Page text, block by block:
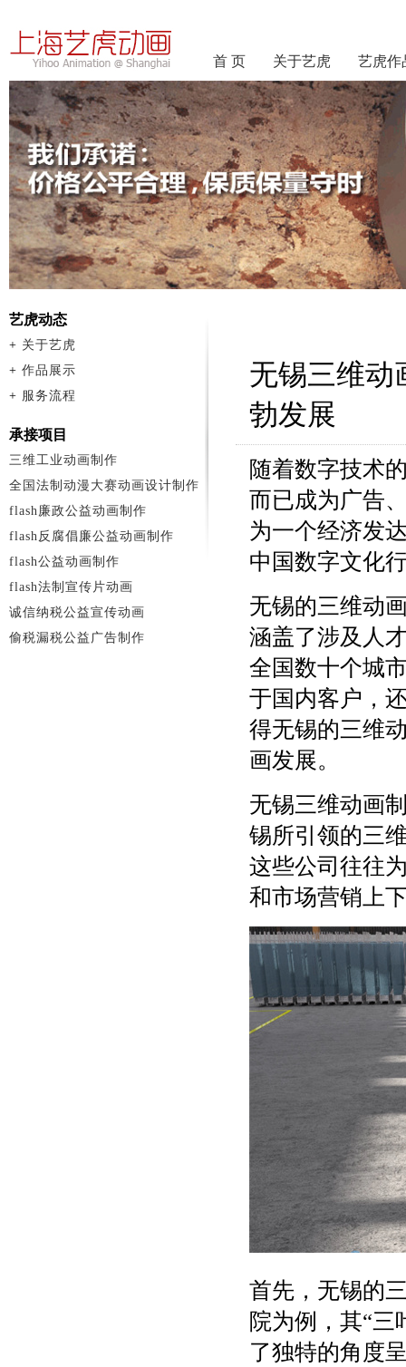
首 页 关于艺虎 艺虎作
无锡三维动
勃发展
随着数字技术
而已成为广告
为一个经济发
中国数字文化
无锡的三维动
涵盖了涉及人
全国数十个城
于国内客户，
得无锡的三维
画发展。
无锡三维动画
锡所引领的三
这些公司往往
和市场营销上
首先，无锡的
院为例，其“
了独特的角度
艺虎动态
+ 关于艺虎
+ 作品展示
+ 服务流程
承接项目
三维工业动画制作
全国法制动漫大赛动画设计制作
flash廉政公益动画制作
flash反腐倡廉公益动画制作
flash公益动画制作
flash法制宣传片动画
诚信纳税公益宣传动画
偷税漏税公益广告制作